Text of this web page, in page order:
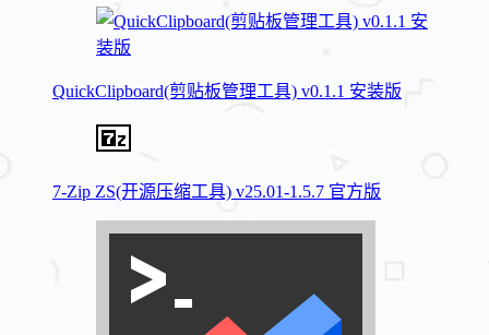
QuickClipboard(剪贴板管理工具) v0.1.1 安装版
7-Zip ZS(开源压缩工具) v25.01-1.5.7 官方版